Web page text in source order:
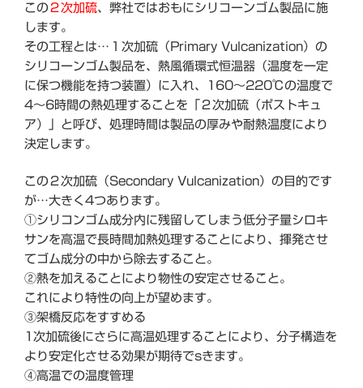
この２次加硫、弊社ではおもにシリコーンゴム製品に施
します。
その工程とは…１次加硫（Primary Vulcanization）の
シリコーンゴム製品を、熱風循環式恒温器（温度を一定
に保つ機能を持つ装置）に入れ、160～220℃の温度で
4～6時間の熱処理することを「２次加硫（ポストキュ
ア）」と呼び、処理時間は製品の厚みや耐熱温度により
決定します。
この２次加硫（Secondary Vulcanization）の目的です
が…大きく4つあります。
①シリコンゴム成分内に残留してしまう低分子量シロキ
サンを高温で長時間加熱処理することにより、揮発させ
てゴム成分の中から除去すること。
②熱を加えることにより物性の安定させること。
これにより特性の向上が望めます。
③架橋反応をすすめる
1次加硫後にさらに高温処理することにより、分子構造を
より安定化させる効果が期待でsきます。
④高温での温度管理